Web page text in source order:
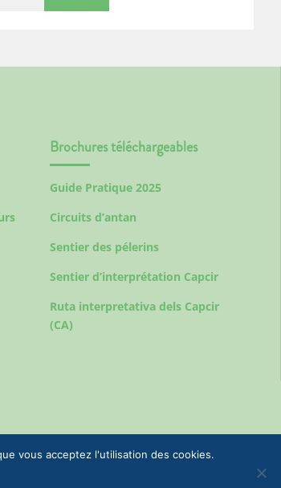
Brochures téléchargeables
Guide Pratique 2025
Circuits d’antan
Sentier des pélerins
Sentier d’interprétation Capcir
Ruta interpretativa dels Capcir
(CA)
vous acceptez l'utilisation des cookies.